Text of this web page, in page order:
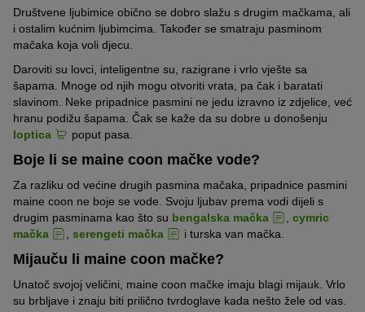
Društvene ljubimice obično se dobro slažu s drugim mačkama, ali
i ostalim kućnim ljubimcima. Također se smatraju pasminom
mačaka koja voli djecu.
Daroviti su lovci, inteligentne su, razigrane i vrlo vješte sa
šapama. Mnoge od njih mogu otvoriti vrata, pa čak i baratati
slavinom. Neke pripadnice pasmini ne jedu izravno iz zdjelice, već
hranu podižu šapama. Čak se kaže da su dobre u donošenju
loptica
poput pasa.
Boje li se maine coon mačke vode?
Za razliku od većine drugih pasmina mačaka, pripadnice pasmini
maine coon ne boje se vode. Svoju ljubav prema vodi dijeli s
drugim pasminama kao što su bengalska mačka
cymric
mačka
serengeti mačka i turska van mačka.
Mijauču li maine coon mačke?
Unatoč svojoj veličini, maine coon mačke imaju blagi mijauk. Vrlo
su brbljave i znaju biti prilično tvrdoglave kada nešto žele od vas.